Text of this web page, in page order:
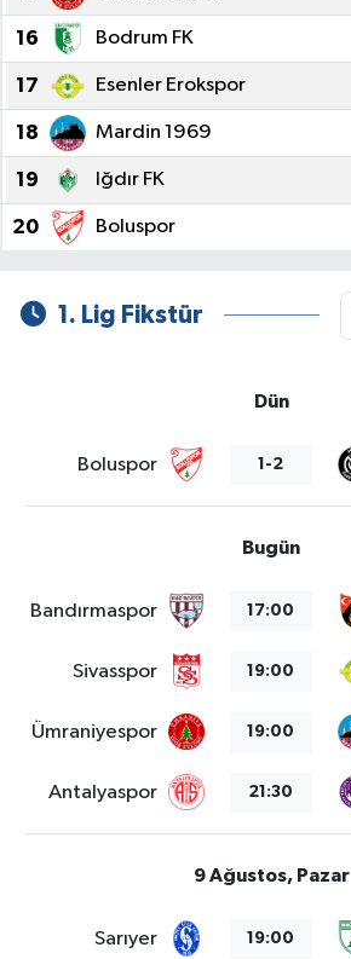
16 Bodrum FK
17 Esenler Erokspor
18 Mardin 1969
19 Iğdır FK
20 Boluspor
1. Lig Fikstür
Dün
Boluspor 1-2
Bugün
Bandırmaspor 17:00
Sivasspor 19:00
Ümraniyespor 19:00
Antalyaspor 21:30
9 Ağustos, Pazar
Sarıyer 19:00